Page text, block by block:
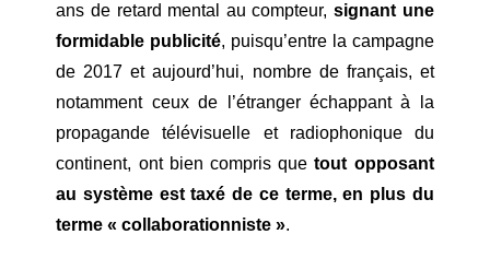
ans de retard mental au compteur,signant une
formidable publicité, puisqu’entre la campagne
de 2017 et aujourd’hui, nombre de français, et
notamment ceux de l’étranger échappant à la
propagande télévisuelle et radiophonique du
continent, ont bien compris quetout opposant
au système est taxé de ce terme, en plus du
terme « collaborationniste ».